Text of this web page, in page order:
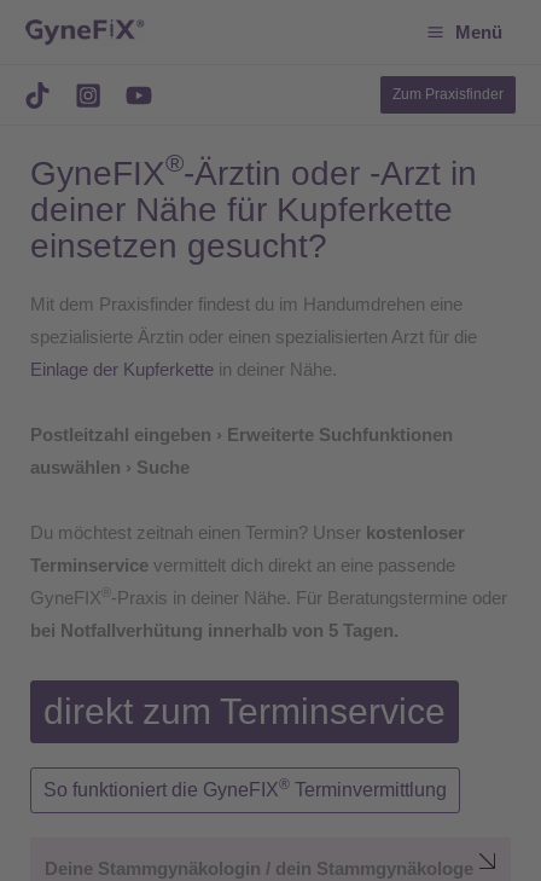
springen
Menü
Zum Praxisfinder
GyneFIX®-Ärztin oder -Arzt in
deiner Nähe für Kupferkette
einsetzen gesucht?
Mit dem Praxisfinder findest du im Handumdrehen eine
spezialisierte Ärztin oder einen spezialisierten Arzt für die
Einlage der Kupferkette in deiner Nähe.
Postleitzahl eingeben › Erweiterte Suchfunktionen
auswählen › Suche
Du möchtest zeitnah einen Termin? Unser kostenloser
Terminservice vermittelt dich direkt an eine passende
GyneFIX ® -Praxis in deiner Nähe. Für Beratungstermine oder
bei Notfallverhütung innerhalb von 5 Tagen.
direkt zum Terminservice
So funktioniert die GyneFIX® Terminvermittlung
Deine Stammgynäkologin / dein Stammgynäkologe